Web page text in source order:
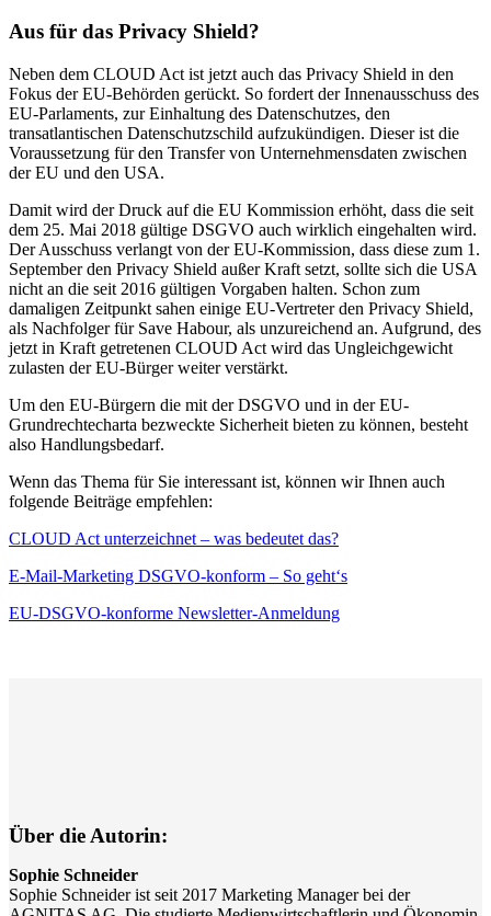
Aus für das Privacy Shield?
Neben dem CLOUD Act ist jetzt auch das Privacy Shield in den
Fokus der EU-Behörden gerückt. So fordert der Innenausschuss des
EU-Parlaments, zur Einhaltung des Datenschutzes, den
transatlantischen Datenschutzschild aufzukündigen. Dieser ist die
Voraussetzung für den Transfer von Unternehmensdaten zwischen
der EU und den USA.
Damit wird der Druck auf die EU Kommission erhöht, dass die seit
dem 25. Mai 2018 gültige DSGVO auch wirklich eingehalten wird.
Der Ausschuss verlangt von der EU-Kommission, dass diese zum 1.
September den Privacy Shield außer Kraft setzt, sollte sich die USA
nicht an die seit 2016 gültigen Vorgaben halten. Schon zum
damaligen Zeitpunkt sahen einige EU-Vertreter den Privacy Shield,
als Nachfolger für Save Habour, als unzureichend an. Aufgrund, des
jetzt in Kraft getretenen CLOUD Act wird das Ungleichgewicht
zulasten der EU-Bürger weiter verstärkt.
Um den EU-Bürgern die mit der DSGVO und in der EU-
Grundrechtecharta bezweckte Sicherheit bieten zu können, besteht
also Handlungsbedarf.
Wenn das Thema für Sie interessant ist, können wir Ihnen auch
folgende Beiträge empfehlen:
CLOUD Act unterzeichnet – was bedeutet das?
E-Mail-Marketing DSGVO-konform – So geht‘s
EU-DSGVO-konforme Newsletter-Anmeldung
Über die Autorin:
Sophie Schneider
Sophie Schneider ist seit 2017 Marketing Manager bei der